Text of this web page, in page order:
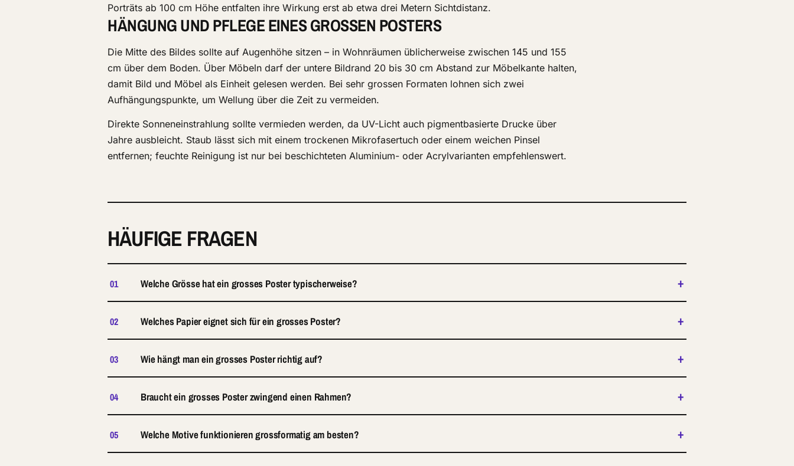
Porträts ab 100 cm Höhe entfalten ihre Wirkung erst ab etwa drei Metern Sichtdistanz.
HÄNGUNG UND PFLEGE EINES GROSSEN POSTERS
Die Mitte des Bildes sollte auf Augenhöhe sitzen – in Wohnräumen üblicherweise zwischen 145 und 155
cm über dem Boden. Über Möbeln darf der untere Bildrand 20 bis 30 cm Abstand zur Möbelkante halten,
damit Bild und Möbel als Einheit gelesen werden. Bei sehr grossen Formaten lohnen sich zwei
Aufhängungspunkte, um Wellung über die Zeit zu vermeiden.
Direkte Sonneneinstrahlung sollte vermieden werden, da UV-Licht auch pigmentbasierte Drucke über
Jahre ausbleicht. Staub lässt sich mit einem trockenen Mikrofasertuch oder einem weichen Pinsel
entfernen; feuchte Reinigung ist nur bei beschichteten Aluminium- oder Acrylvarianten empfehlenswert.
HÄUFIGE FRAGEN
01 Welche Grösse hat ein grosses Poster typischerweise? +
02 Welches Papier eignet sich für ein grosses Poster? +
03 Wie hängt man ein grosses Poster richtig auf? +
04 Braucht ein grosses Poster zwingend einen Rahmen? +
05 Welche Motive funktionieren grossformatig am besten? +